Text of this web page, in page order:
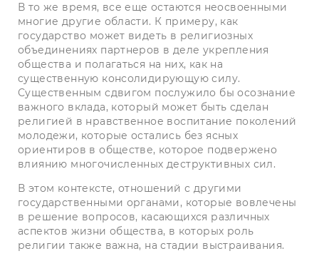
В то же время, все еще остаются неосвоенными
многие другие области. К примеру, как
государство может видеть в религиозных
объединениях партнеров в деле укрепления
общества и полагаться на них, как на
существенную консолидирующую силу.
Существенным сдвигом послужило бы осознание
важного вклада, который может быть сделан
религией в нравственное воспитание поколений
молодежи, которые остались без ясных
ориентиров в обществе, которое подвержено
влиянию многочисленных деструктивных сил.
В этом контексте, отношений с другими
государственными органами, которые вовлечены
в решение вопросов, касающихся различных
аспектов жизни общества, в которых роль
религии также важна, на стадии выстраивания.